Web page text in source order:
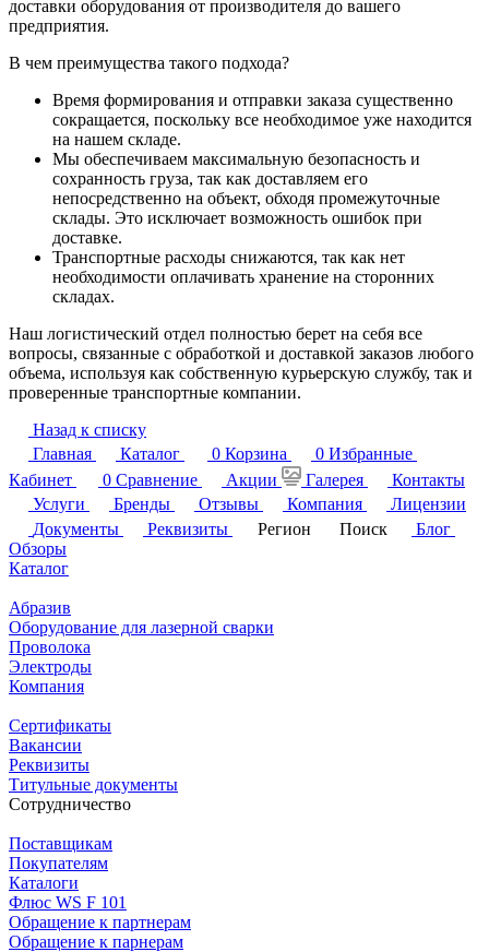
доставки оборудования от производителя до вашего
предприятия.
В чем преимущества такого подхода?
Время формирования и отправки заказа существенно
сокращается, поскольку все необходимое уже находится
на нашем складе.
Мы обеспечиваем максимальную безопасность и
сохранность груза, так как доставляем его
непосредственно на объект, обходя промежуточные
склады. Это исключает возможность ошибок при
доставке.
Транспортные расходы снижаются, так как нет
необходимости оплачивать хранение на сторонних
складах.
Наш логистический отдел полностью берет на себя все
вопросы, связанные с обработкой и доставкой заказов любого
объема, используя как собственную курьерскую службу, так и
проверенные транспортные компании.
Назад к списку
Главная
Каталог 0 Корзина 0 Избранные
Кабинет
0 Сравнение Акции Галерея
Контакты
Услуги
Бренды Отзывы Компания
Лицензии
Документы
Реквизиты Регион Поиск
Блог
Обзоры
Каталог
Абразив
Оборудование для лазерной сварки
Проволока
Электроды
Компания
Сертификаты
Вакансии
Реквизиты
Титульные документы
Сотрудничество
Поставщикам
Покупателям
Каталоги
Флюс WS F 101
Обращение к партнерам
Обращение к парнерам